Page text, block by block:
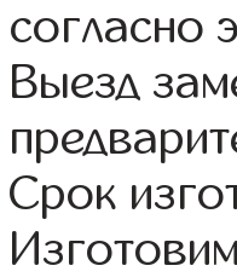
согласно
Выезд
Срок